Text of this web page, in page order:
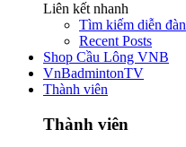
Liên kết nhanh
Tìm kiếm diễn đàn
Recent Posts
Shop Cầu Lông VNB
VnBadmintonTV
Thành viên
Thành viên